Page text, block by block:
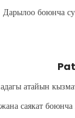
Дарылоо боюнча
атайын
саякат